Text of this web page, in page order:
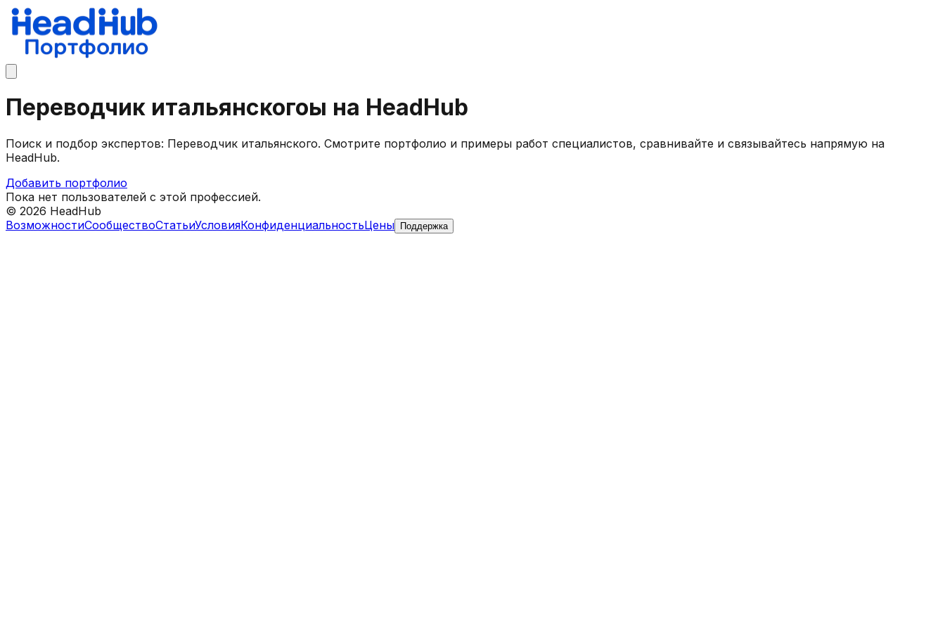
Переводчик итальянскогоы на HeadHub
Поиск и подбор экспертов: Переводчик итальянского. Смотрите портфолио и примеры работ специалистов, сравнивайте и связывайтесь напрямую на
HeadHub.
Добавить портфолио
Пока нет пользователей с этой профессией.
© 2026 HeadHub
ВозможностиСообществоСтатьиУсловияКонфиденциальностьЦены Поддержка